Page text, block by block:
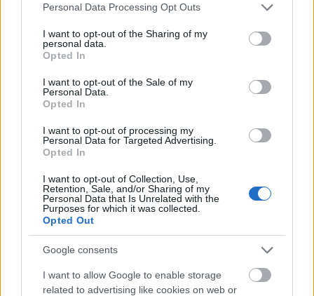
Please note that this website/app uses one or more Google
not limited to your visit or usage behaviour. You may click to
grant or deny consent to Google and its third-party tags to
use your data for below specified purposes in below Google
consent section.
Personal Data Processing Opt Outs
I want to opt-out of the Sharing of my
personal data.
Opted In
I want to opt-out of the Sale of my
Personal Data.
Opted In
I want to opt-out of processing my
Personal Data for Targeted Advertising.
Opted In
I want to opt-out of Collection, Use,
Retention, Sale, and/or Sharing of my
Personal Data that Is Unrelated with the
Purposes for which it was collected.
Opted Out
Google consents
I want to allow Google to enable storage
related to advertising like cookies on web or
Kész katasztrófaaugusztus 27-én kerül a
hazai mozikba.
Forrás: Magyar Film Adatbázis
Amerika Film Sport Mozi
VÁLHATTÁL VOLNA?